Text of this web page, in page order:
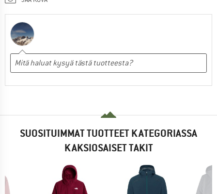
SUOSITUIMMAT TUOTTEET KATEGORIASSA
KAKSIOSAISET TAKIT